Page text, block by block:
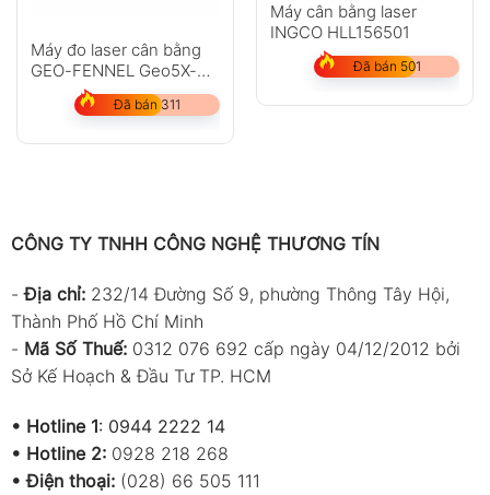
Máy đo laser cân bằng
GEO-FENNEL Geo5X-
L360 HP
Đã bán 311
Máy cân bằng laser
INGCO HLL156501
Đã bán 501
CÔNG TY TNHH CÔNG NGHỆ THƯƠNG TÍN
-Địa chỉ: 232/14 Đường Số 9, phường Thông Tây Hội,
Thành Phố Hồ Chí Minh
- Mã Số Thuế: 0312 076 692 cấp ngày 04/12/2012 bởi
Sở Kế Hoạch & Đầu Tư TP. HCM
• Hotline 1: 0944 2222 14
• Hotline 2: 0928 218 268
• Điện thoại: (028) 66 505 111